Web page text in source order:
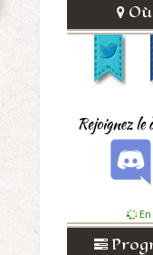
En